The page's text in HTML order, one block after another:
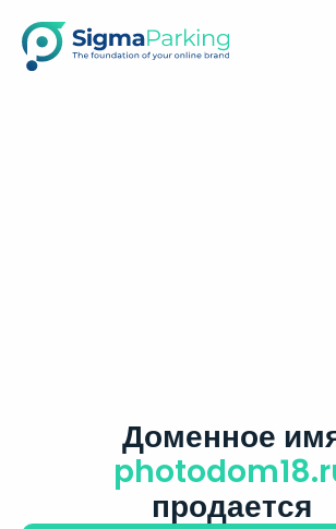
Доменное
продается